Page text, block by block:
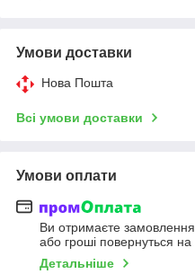
Умови доставки
Нова Пошта
Всі умови доставки
Умови оплати
Ви отримаєте замовлення
або гроші повернуться на
Детальніше